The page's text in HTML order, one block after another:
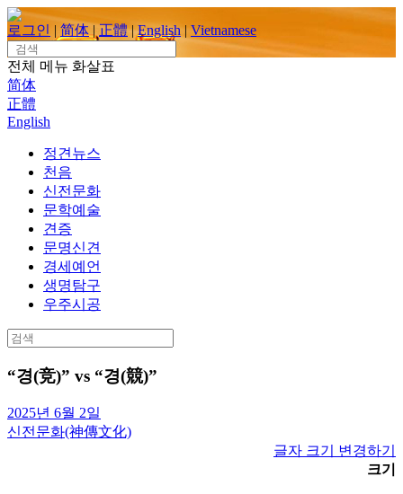
Skip
to
content
로그인 | 简体 | 正體 | English | Vietnamese
Search
for:
전체 메뉴 화살표
简体
正體
English
정견뉴스
천음
신전문화
문학예술
견증
문명신견
경세예언
생명탐구
우주시공
Search
for:
“경(竞)” vs “경(競)”
2025년 6월 2일
신전문화(神傳文化)
글자 크기 변경하기
크기